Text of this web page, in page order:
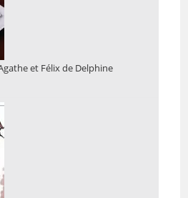
et Félix de Delphine